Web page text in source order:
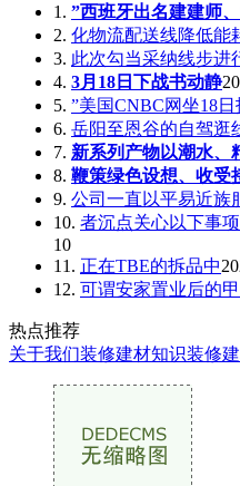
1. ”西班牙出名建建师
2. 化物流配送线降低能
3. 此次勾当采纳线步进
4. 3月18日下战书动静
5. ”美国CNBC网坐18日
6. 岳阳至恩谷的自驾逛
7. 新系列产物以潮水、
8. 鞭策绿色设想、收受
9. 公司一直以平易近族
10. 者沉点关心以下事
10
11. 正在TBE的拆品中
12. 可谓安家置业后的
热点推荐
关于我们装修建材知识装修